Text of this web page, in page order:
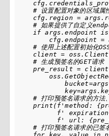
# 设置配置对象的区域属
cfg.region =
# 如果提供了自定义
if args.endpoint
cfg.endpoint =
# 使用上述配置初始化
client =
    # 生成预签名的GET请求
pre_result =
# 打印预签名请求的方法
print(f'method:
f'
f' url:
# 打印预签名请求的已签